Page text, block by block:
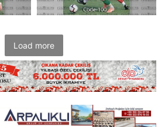
Load more